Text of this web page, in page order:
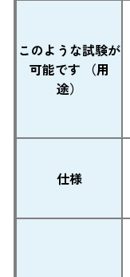
このような試験が
可能です （用
途）
仕様